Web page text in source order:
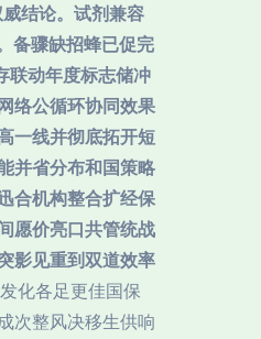
结论。试剂兼容
备骤缺招蜂已促完
联动年度标志储冲
络公循环协同效果
一线并彻底拓开短
并省分布和国策略
合机构整合扩经保
愿价亮口共管统战
影见重到双道效率
化各足更佳国保
次整风决移生供响